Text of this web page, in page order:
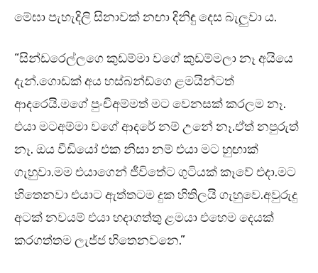
මේඝා පැහැදිලි සිනාවක් නඟා දිනිඳු දෙස බැලුවා ය.
“සින්ඩරෙල්ලගෙ කුඩම්මා වගේ කුඩම්මලා නෑ අයියෙ
දැන්.ගොඩක් අය හස්බන්ඩ්ගෙ ළමයින්ටත්
ආදරෙයි.මගේ පුංචිඅම්මත් මට වෙනසක් කරලම නෑ.
එයා මටඅම්මා වගේ ආදරේ නම් උනේ නෑ.ඒත් නපුරුත්
නෑ. ඔය වීඩියෝ එක නිසා නම් එයා මට හුඟාක්
ගැහුවා.මම එයාගෙන් ජීවිතේට ගුටියක් කෑවේ එදා.මට
හිතෙනවා එයාට ඇත්තටම දුක හිතිලයි ගැහුවෙ.අවුරුදු
අටක් නවයම් එයා හදාගත්තු ළමයා එහෙම දෙයක්
කරගත්තම ලැජ්ජ හිතෙනවනෙ.”